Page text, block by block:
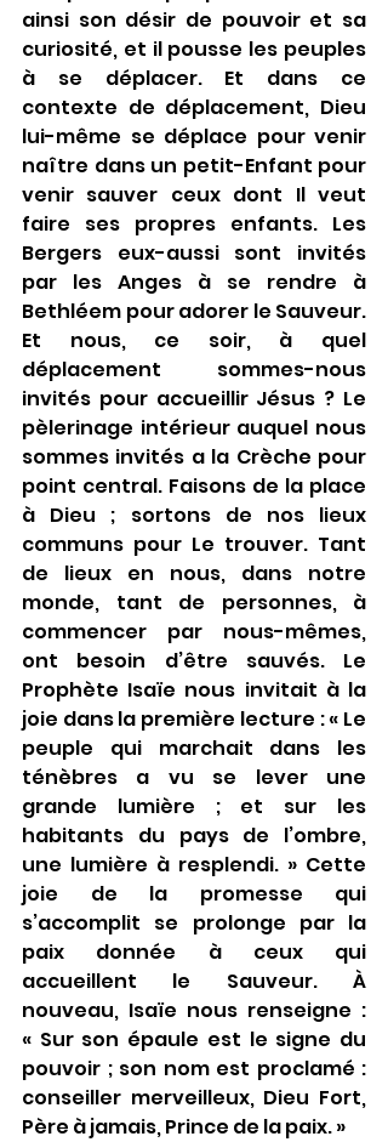
ainsi son désir de pouvoir et sa
curiosité, et il pousse les peuples
à se déplacer. Et dans ce
contexte de déplacement, Dieu
lui-même se déplace pour venir
naître dans un petit-Enfant pour
venir sauver ceux dont Il veut
faire ses propres enfants. Les
Bergers eux-aussi sont invités
par les Anges à se rendre à
Bethléem pour adorer le Sauveur.
Et nous, ce soir, à quel
déplacement sommes-nous
invités pour accueillir Jésus ? Le
pèlerinage intérieur auquel nous
sommes invités a la Crèche pour
point central. Faisons de la place
à Dieu ; sortons de nos lieux
communs pour Le trouver. Tant
de lieux en nous, dans notre
monde, tant de personnes, à
commencer par nous-mêmes,
ont besoin d’être sauvés. Le
Prophète Isaïe nous invitait à la
joie dans la première lecture : « Le
peuple qui marchait dans les
ténèbres a vu se lever une
grande lumière ; et sur les
habitants du pays de l’ombre,
une lumière à resplendi. » Cette
joie de la promesse qui
s’accomplit se prolonge par la
paix donnée à ceux qui
accueillent le Sauveur. À
nouveau, Isaïe nous renseigne :
« Sur son épaule est le signe du
pouvoir ; son nom est proclamé :
conseiller merveilleux, Dieu Fort,
Père à jamais, Prince de la paix. »